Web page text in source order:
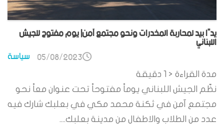
يدًا بيد لمحاربة المخدرات ونحو مجتمع آمن| يوم مفتوح للجيش
اللبناني
سياسة 05/08/2023
مدة القراءة < 1
دقيقة
نظّم الجيش اللبناني يوماً مفتوحاً تحت عنوان معاً نحو
مجتمع آمن في ثكنة محمد مكي في بعلبك شارك فيه
عدد من الطلاب والاطفال من مدينة بعلبك....